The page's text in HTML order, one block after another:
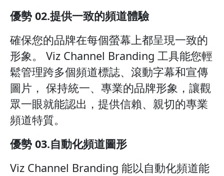
優勢 02.提供一致的頻道體驗
確保您的品牌在每個螢幕上都呈現一致的
形象。 Viz Channel Branding 工具能您輕
鬆管理跨多個頻道標誌、滾動字幕和宣傳
圖片， 保持統一、專業的品牌形象，讓觀
眾一眼就能認出，提供信賴、親切的專業
頻道特質。
優勢 03.自動化頻道圖形
Viz Channel Branding 能以自動化頻道能